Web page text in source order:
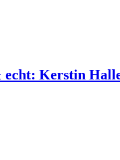
Kerstin